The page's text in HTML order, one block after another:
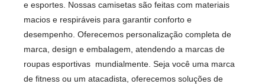
e esportes. Nossas camisetas são feitas com materiais
macios e respiráveis ​​para garantir conforto e
desempenho. Oferecemos personalização completa de
marca, design e embalagem, atendendo a marcas de
roupas esportivas mundialmente. Seja você uma marca
de fitness ou um atacadista, oferecemos soluções de